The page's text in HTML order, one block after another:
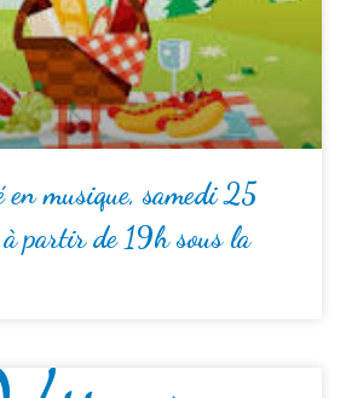
en musique, samedi 25
partir de 19h sous la